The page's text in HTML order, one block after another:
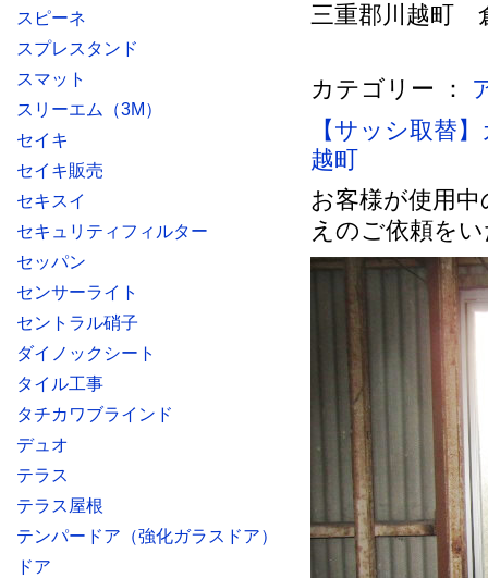
三重郡川越町
カテゴリー ：
【サッシ取替
越町
お客様が使用
えのご依頼を
スピーネ
スプレスタンド
スマット
スリーエム（3M）
セイキ
セイキ販売
セキスイ
セキュリティフィルター
セッパン
センサーライト
セントラル硝子
ダイノックシート
タイル工事
タチカワブラインド
デュオ
テラス
テラス屋根
テンパードア（強化ガラスドア）
ドア